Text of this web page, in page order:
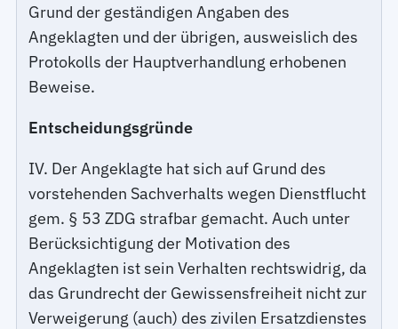
Grund der geständigen Angaben des
Angeklagten und der übrigen, ausweislich des
Protokolls der Hauptverhandlung erhobenen
Beweise.
Entscheidungsgründe
IV. Der Angeklagte hat sich auf Grund des
vorstehenden Sachverhalts wegen Dienstflucht
gem. § 53 ZDG strafbar gemacht. Auch unter
Berücksichtigung der Motivation des
Angeklagten ist sein Verhalten rechtswidrig, da
das Grundrecht der Gewissensfreiheit nicht zur
Verweigerung (auch) des zivilen Ersatzdienstes